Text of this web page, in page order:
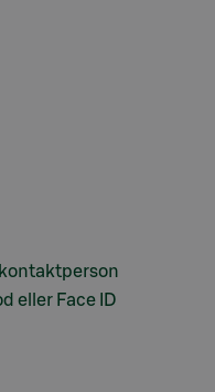
eller Face ID